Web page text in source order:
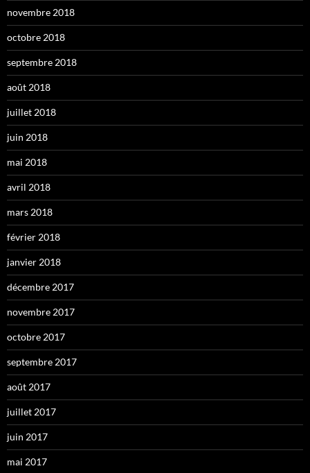
novembre 2018
octobre 2018
septembre 2018
août 2018
juillet 2018
juin 2018
mai 2018
avril 2018
mars 2018
février 2018
janvier 2018
décembre 2017
novembre 2017
octobre 2017
septembre 2017
août 2017
juillet 2017
juin 2017
mai 2017